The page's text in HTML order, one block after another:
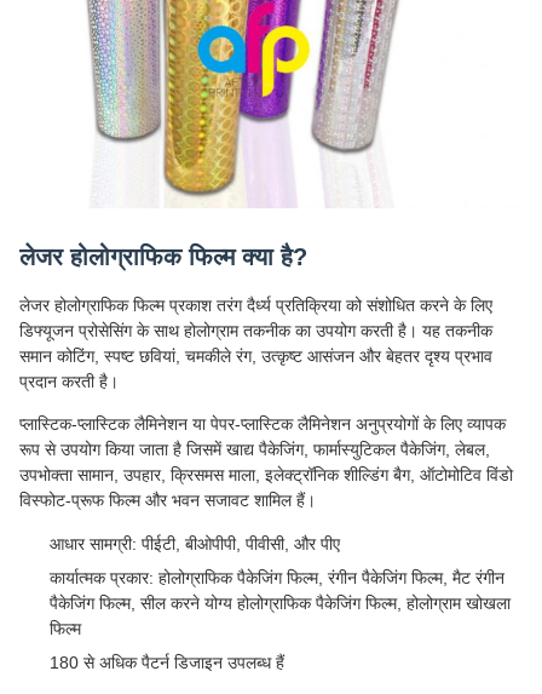
लेजर होलोग्राफिक फिल्म क्या है?
लेजर होलोग्राफिक फिल्म प्रकाश तरंग दैर्ध्य प्रतिक्रिया को संशोधित करने के लिए
डिफ्यूजन प्रोसेसिंग के साथ होलोग्राम तकनीक का उपयोग करती है। यह तकनीक
समान कोटिंग, स्पष्ट छवियां, चमकीले रंग, उत्कृष्ट आसंजन और बेहतर दृश्य प्रभाव
प्रदान करती है।
प्लास्टिक-प्लास्टिक लैमिनेशन या पेपर-प्लास्टिक लैमिनेशन अनुप्रयोगों के लिए व्यापक
रूप से उपयोग किया जाता है जिसमें खाद्य पैकेजिंग, फार्मास्युटिकल पैकेजिंग, लेबल,
उपभोक्ता सामान, उपहार, क्रिसमस माला, इलेक्ट्रॉनिक शील्डिंग बैग, ऑटोमोटिव विंडो
विस्फोट-प्रूफ फिल्म और भवन सजावट शामिल हैं।
आधार सामग्री: पीईटी, बीओपीपी, पीवीसी, और पीए
कार्यात्मक प्रकार: होलोग्राफिक पैकेजिंग फिल्म, रंगीन पैकेजिंग फिल्म, मैट रंगीन
पैकेजिंग फिल्म, सील करने योग्य होलोग्राफिक पैकेजिंग फिल्म, होलोग्राम खोखला
फिल्म
180 से अधिक पैटर्न डिजाइन उपलब्ध हैं